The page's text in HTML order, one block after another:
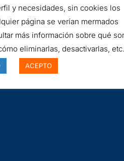
y necesidades, sin cookies los
página se verían mermados
más información sobre qué
eliminarlas, desactivarlas,
ACEPTO